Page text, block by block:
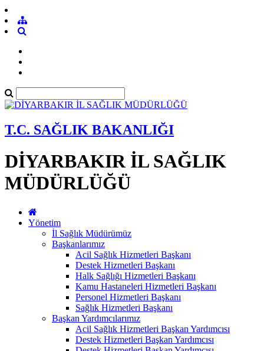
T.C. SAĞLIK BAKANLIĞI
DİYARBAKIR İL SAĞLIK
MÜDÜRLÜĞÜ
Yönetim
İl Sağlık Müdürümüz
Başkanlarımız
Acil Sağlık Hizmetleri Başkanı
Destek Hizmetleri Başkanı
Halk Sağlığı Hizmetleri Başkanı
Kamu Hastaneleri Hizmetleri Başkanı
Personel Hizmetleri Başkanı
Sağlık Hizmetleri Başkanı
Başkan Yardımcılarımız
Acil Sağlık Hizmetleri Başkan Yardımcısı
Destek Hizmetleri Başkan Yardımcısı